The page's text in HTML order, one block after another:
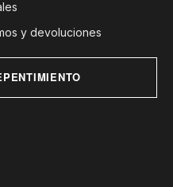
y devoluciones